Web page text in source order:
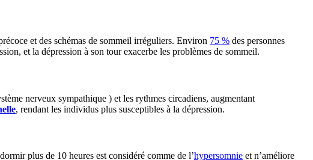
et des schémas de sommeil irréguliers. Environ 75 % des personnes
et la dépression à son tour exacerbe les problèmes de sommeil.
nerveux sympathique ) et les rythmes circadiens, augmentant
, rendant les individus plus susceptibles à la dépression.
plus de 10 heures est considéré comme de l’hypersomnie et n’améliore